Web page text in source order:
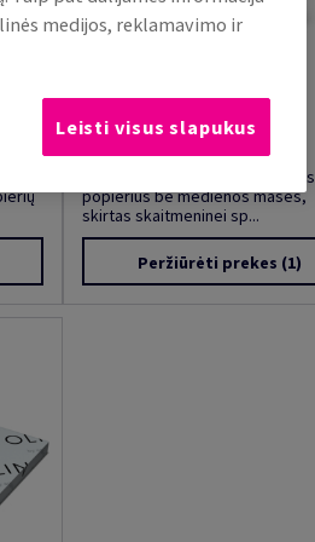
DCP baltas, itin lygus nekreidinis
popierius be medienos masės,
skirtas skaitmeninei sp...
Peržiūrėti prekes (1)
medijos, reklamavimo ir
Leisti visus slapukus